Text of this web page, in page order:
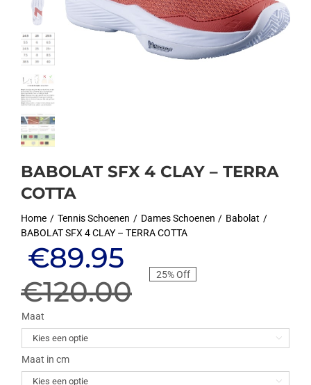
BABOLAT SFX 4 CLAY – TERRA
COTTA
Home Tennis Schoenen Dames Schoenen
Babolat
BABOLAT SFX 4 CLAY – TERRA COTTA
€120.00
Oorspronkelijke
prijs
was:
€120.00.
€89.95
Huidige
prijs
is:
€89.95.
25% Off
Maat

Maat in cm
